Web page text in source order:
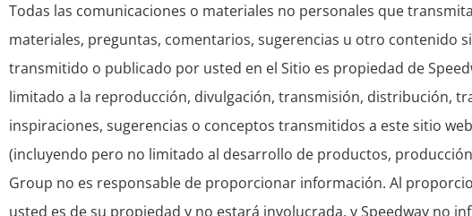
Todas las comunicaciones o materiales no personales que
materiales, preguntas, comentarios, sugerencias u otro contenido
transmitido o publicado por usted en el Sitio es propiedad de
limitado a la reproducción, divulgación, transmisión, distribución,
inspiraciones, sugerencias o conceptos transmitidos a este sitio
(incluyendo pero no limitado al desarrollo de productos,
Group no es responsable de proporcionar información. Al
usted es de su propiedad y no estará involucrada, y Speedway no